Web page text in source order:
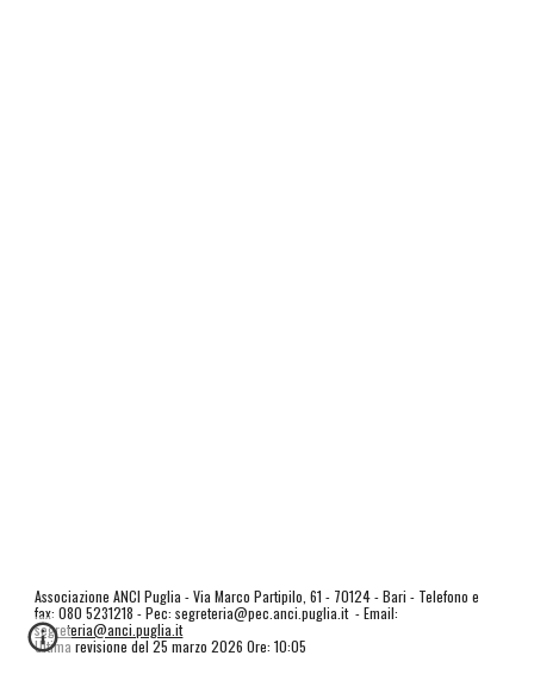
Associazione ANCI Puglia - Via Marco Partipilo, 61 - 70124 - Bari - Telefono e
fax: 080 5231218 - Pec: segreteria@pec.anci.puglia.it - Email:
segreteria@anci.puglia.it
Ultima revisione del 25 marzo 2026 Ore: 10:05